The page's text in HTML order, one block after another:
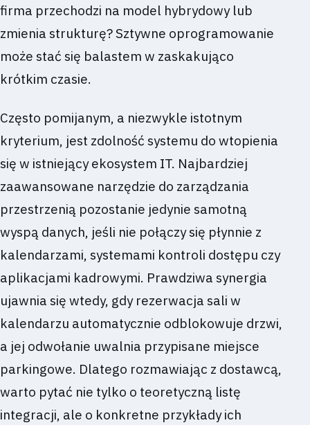
firma przechodzi na model hybrydowy lub
zmienia strukturę? Sztywne oprogramowanie
może stać się balastem w zaskakująco
krótkim czasie.
Często pomijanym, a niezwykle istotnym
kryterium, jest zdolność systemu do wtopienia
się w istniejący ekosystem IT. Najbardziej
zaawansowane narzędzie do zarządzania
przestrzenią pozostanie jedynie samotną
wyspą danych, jeśli nie połączy się płynnie z
kalendarzami, systemami kontroli dostępu czy
aplikacjami kadrowymi. Prawdziwa synergia
ujawnia się wtedy, gdy rezerwacja sali w
kalendarzu automatycznie odblokowuje drzwi,
a jej odwołanie uwalnia przypisane miejsce
parkingowe. Dlatego rozmawiając z dostawcą,
warto pytać nie tylko o teoretyczną listę
integracji, ale o konkretne przykłady ich